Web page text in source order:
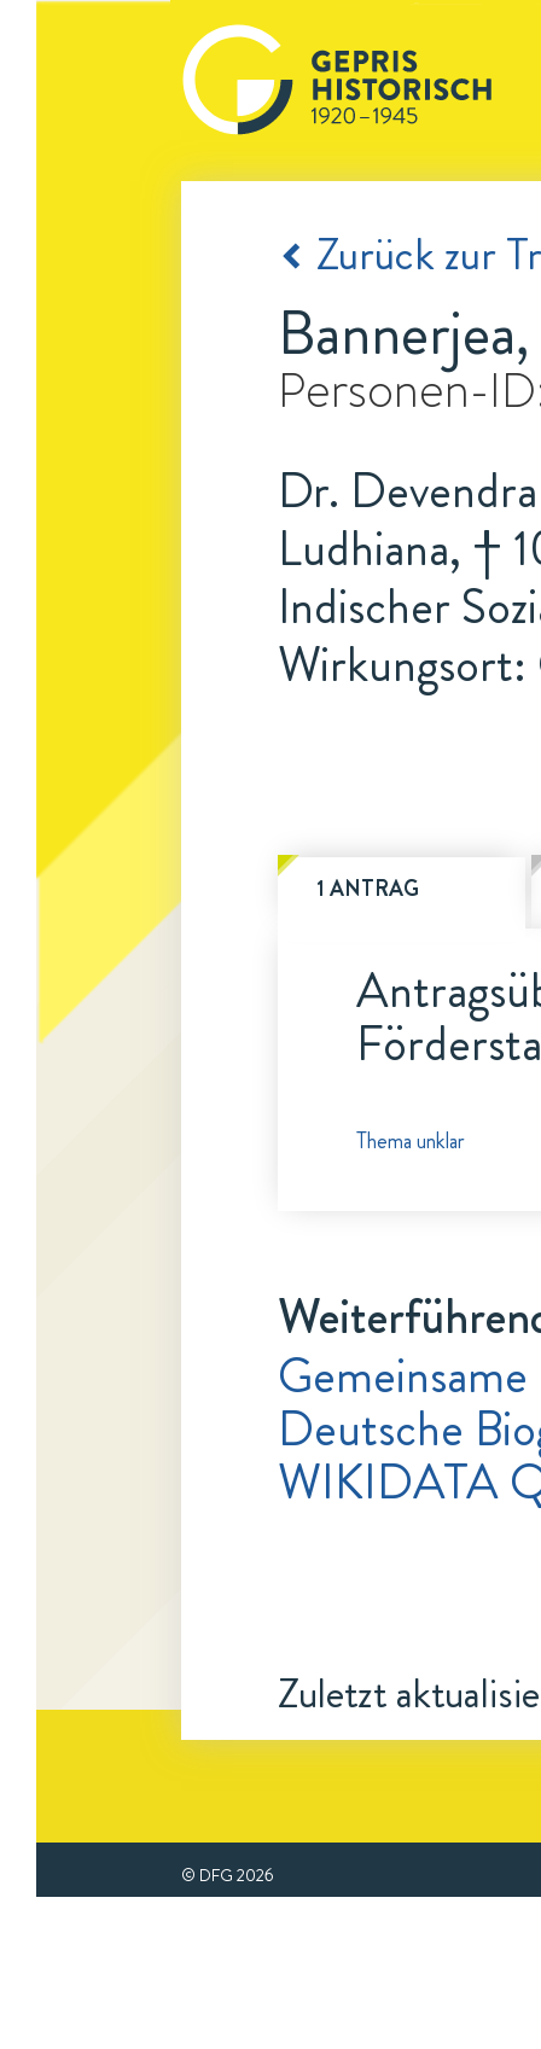
Zurück zur
Personen-
Dr.
Ludhiana, †
Indischer
1 ANTRAG
Thema unklar
Deutsche
WIKIDATA
Zuletzt
© DFG 2026